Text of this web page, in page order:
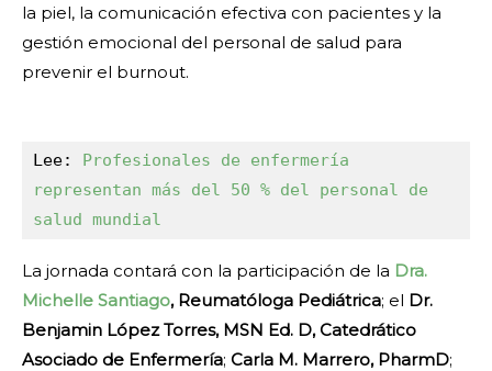
la piel, la comunicación efectiva con pacientes y la
gestión emocional del personal de salud para
prevenir el burnout.
Lee: Profesionales de enfermería
representan más del 50 % del personal de
salud mundial
La jornada contará con la participación de la Dra.
Michelle Santiago, Reumatóloga Pediátrica; el Dr.
Benjamin López Torres, MSN Ed. D, Catedrático
Asociado de Enfermería; Carla M. Marrero, PharmD;